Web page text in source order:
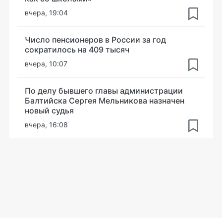
вчера, 19:04
Число пенсионеров в России за год
сократилось на 409 тысяч
вчера, 10:07
По делу бывшего главы администрации
Балтийска Сергея Мельникова назначен
новый судья
вчера, 16:08